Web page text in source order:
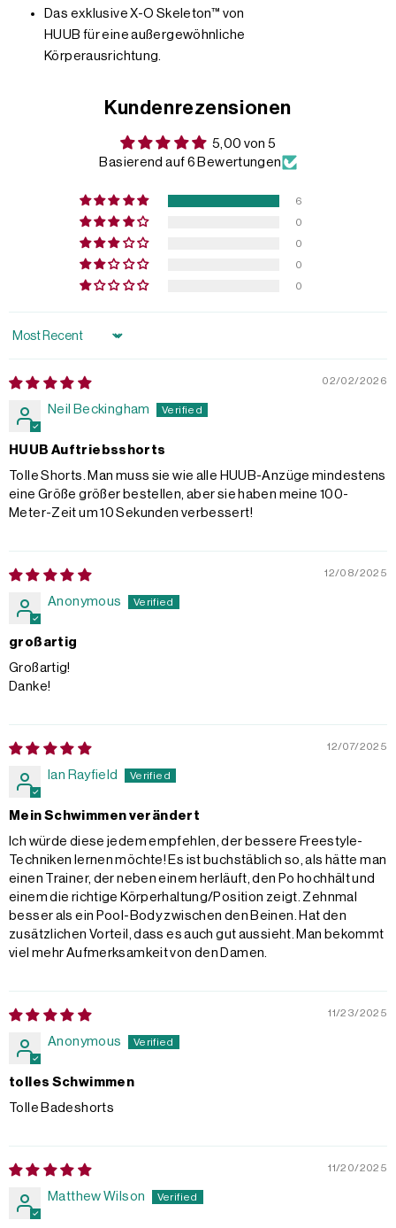
Das exklusive X-O Skeleton™ von
HUUB für eine außergewöhnliche
Körperausrichtung.
Kundenrezensionen
5,00 von 5
Basierend auf 6 Bewertungen
6
0
0
0
0
Sort by
02/02/2026
Neil Beckingham
HUUB Auftriebsshorts
Tolle Shorts. Man muss sie wie alle HUUB-Anzüge mindestens
eine Größe größer bestellen, aber sie haben meine 100-
Meter-Zeit um 10 Sekunden verbessert!
12/08/2025
Anonymous
großartig
Großartig!
Danke!
12/07/2025
Ian Rayfield
Mein Schwimmen verändert
Ich würde diese jedem empfehlen, der bessere Freestyle-
Techniken lernen möchte! Es ist buchstäblich so, als hätte man
einen Trainer, der neben einem herläuft, den Po hochhält und
einem die richtige Körperhaltung/Position zeigt. Zehnmal
besser als ein Pool-Body zwischen den Beinen. Hat den
zusätzlichen Vorteil, dass es auch gut aussieht. Man bekommt
viel mehr Aufmerksamkeit von den Damen.
11/23/2025
Anonymous
tolles Schwimmen
Tolle Badeshorts
11/20/2025
Matthew Wilson